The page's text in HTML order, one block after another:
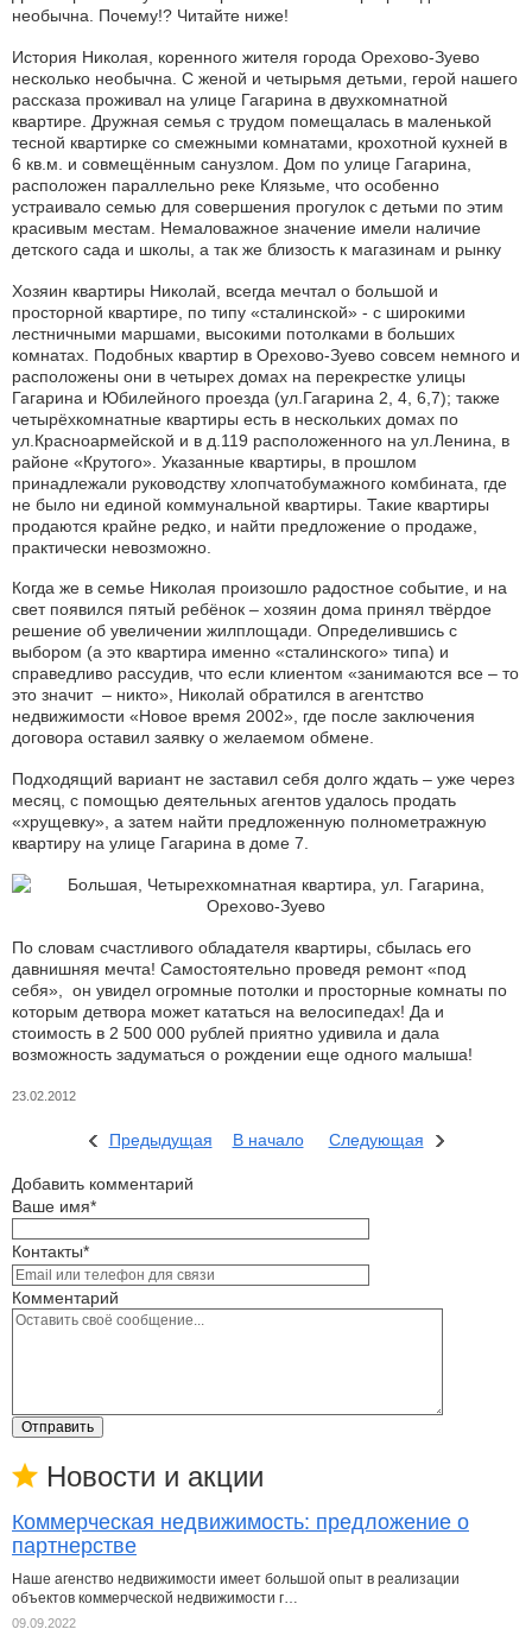
необычна. Почему!? Читайте ниже!
История Николая, коренного жителя города Орехово-Зуево
несколько необычна. С женой и четырьмя детьми, герой нашего
рассказа проживал на улице Гагарина в двухкомнатной
квартире. Дружная семья с трудом помещалась в маленькой
тесной квартирке со смежными комнатами, крохотной кухней в
6 кв.м. и совмещённым санузлом. Дом по улице Гагарина,
расположен параллельно реке Клязьме, что особенно
устраивало семью для совершения прогулок с детьми по этим
красивым местам. Немаловажное значение имели наличие
детского сада и школы, а так же близость к магазинам и рынку
Хозяин квартиры Николай, всегда мечтал о большой и
просторной квартире, по типу «сталинской» - с широкими
лестничными маршами, высокими потолками в больших
комнатах. Подобных квартир в Орехово-Зуево совсем немного и
расположены они в четырех домах на перекрестке улицы
Гагарина и Юбилейного проезда (ул.Гагарина 2, 4, 6,7); также
четырёхкомнатные квартиры есть в нескольких домах по
ул.Красноармейской и в д.119 расположенного на ул.Ленина, в
районе «Крутого». Указанные квартиры, в прошлом
принадлежали руководству хлопчатобумажного комбината, где
не было ни единой коммунальной квартиры. Такие квартиры
продаются крайне редко, и найти предложение о продаже,
практически невозможно.
Когда же в семье Николая произошло радостное событие, и на
свет появился пятый ребёнок – хозяин дома принял твёрдое
решение об увеличении жилплощади. Определившись с
выбором (а это квартира именно «сталинского» типа) и
справедливо рассудив, что если клиентом «занимаются все – то
это значит – никто», Николай обратился в агентство
недвижимости «Новое время 2002», где после заключения
договора оставил заявку о желаемом обмене.
Подходящий вариант не заставил себя долго ждать – уже через
месяц, с помощью деятельных агентов удалось продать
«хрущевку», а затем найти предложенную полнометражную
квартиру на улице Гагарина в доме 7.
По словам счастливого обладателя квартиры, сбылась его
давнишняя мечта! Самостоятельно проведя ремонт «под
себя», он увидел огромные потолки и просторные комнаты по
которым детвора может кататься на велосипедах! Да и
стоимость в 2 500 000 рублей приятно удивила и дала
возможность задуматься о рождении еще одного малыша!
23.02.2012
Предыдущая В начало Следующая
Добавить комментарий
Ваше имя*
Контакты*
Комментарий
Отправить
Новости и акции
Коммерческая недвижимость: предложение о
партнерстве
Наше агенство недвижимости имеет большой опыт в реализации
объектов коммерческой недвижимости г…
09.09.2022